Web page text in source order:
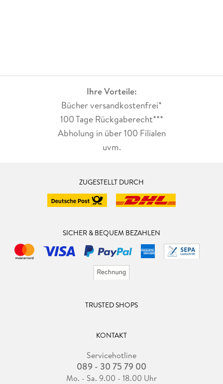
Ihre Vorteile:
Bücher versandkostenfrei*
100 Tage Rückgaberecht***
Abholung in über 100 Filialen
uvm.
ZUGESTELLT DURCH
SICHER & BEQUEM BEZAHLEN
TRUSTED SHOPS
KONTAKT
Servicehotline
089 - 30 75 79 00
Mo. - Sa. 9.00 - 18.00 Uhr